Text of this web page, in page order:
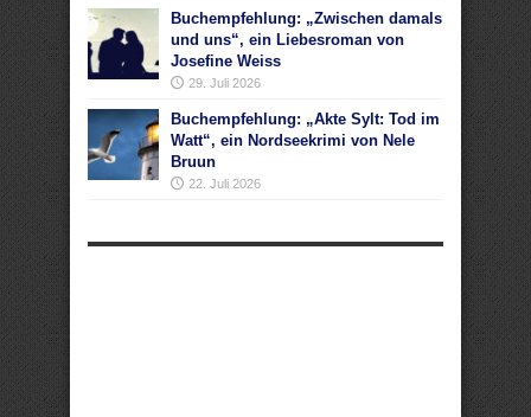
Buchempfehlung: „Zwischen damals
und uns“, ein Liebesroman von
Josefine Weiss
29. Juli 2026
Buchempfehlung: „Akte Sylt: Tod im
Watt“, ein Nordseekrimi von Nele
Bruun
22. Juli 2026